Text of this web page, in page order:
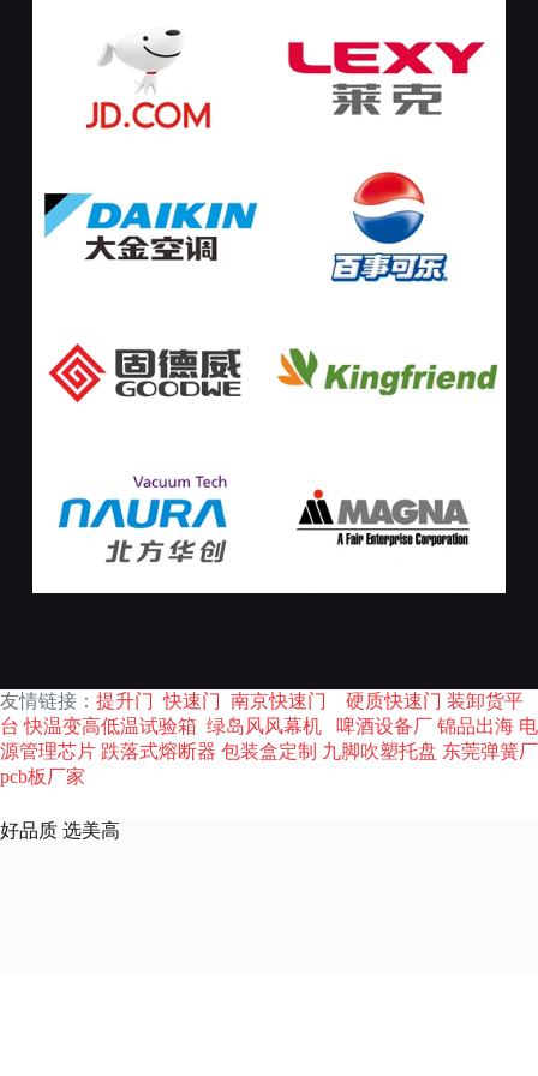
友情链接： 提升门 快速门 南京快速门 硬质快速门 装卸货平
台 快温变高低温试验箱 绿岛风风幕机 啤酒设备厂 锦品出海 电
源管理芯片 跌落式熔断器 包装盒定制 九脚吹塑托盘 东莞弹簧厂
pcb板厂家
好品质 选美高